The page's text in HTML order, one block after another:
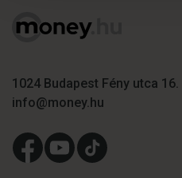
Sütiket használunk a
közösségi média-, hirdető-
megosztjuk az Ön
adatokkal, amelyeket Ön
Ön által használt más
1024 Budapest Fény utca 16.
info@money.hu